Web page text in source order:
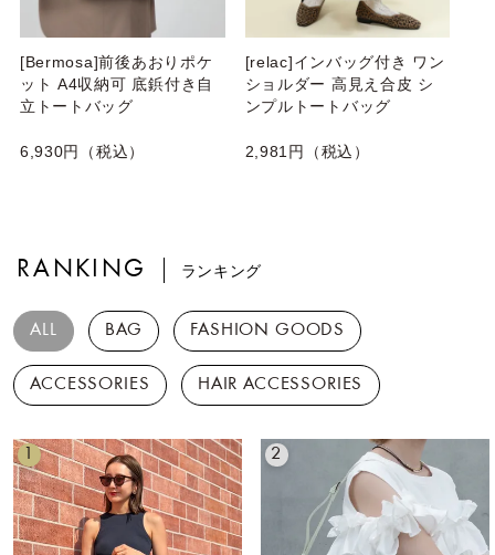
[Bermosa]前後あおりポケ
ット A4収納可 底鋲付き自
立トートバッグ
6,930円（税込）
[relac]インバッグ付き ワン
ショルダー 高見え合皮 シ
ンプルトートバッグ
2,981円（税込）
RANKING ランキング
ALL BAG FASHION GOODS
ACCESSORIES HAIR ACCESSORIES
1 2